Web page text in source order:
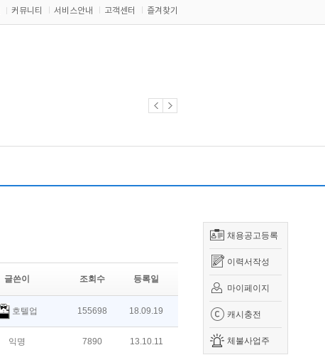
커뮤니티 서비스안내 고객센터 즐겨찾기
채용공고등록
이력서작성
마이페이지
캐시충전
체불사업주
글쓴이 조회수 등록일
호텔업 155698 18.09.19
익명 7890 13.10.11